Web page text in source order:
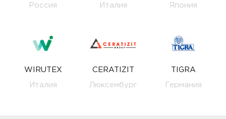
Россия Италия Япония
WIRUTEX
Италия
CERATIZIT
Люксембург
TIGRA
Германия